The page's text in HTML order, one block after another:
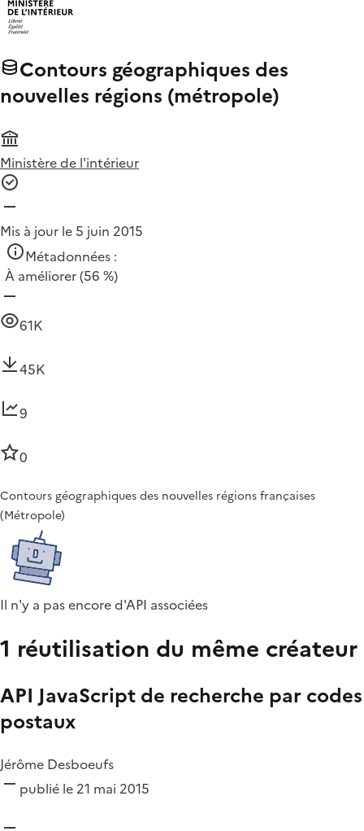
Contours géographiques des
nouvelles régions (métropole)
Ministère de l'intérieur
Mis à jour le 5 juin 2015
Métadonnées :
À améliorer(56 %)
61K
45K
9
0
Contours géographiques des nouvelles régions françaises
(Métropole)
Il n'y a pas encore d'API associées
1 réutilisation du même créateur
API JavaScript de recherche par codes
postaux
Jérôme Desboeufs
publié le 21 mai 2015